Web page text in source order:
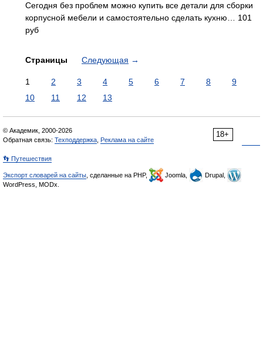
Сегодня без проблем можно купить все детали для сборки
корпусной мебели и самостоятельно сделать кухню… 101
руб
Страницы Следующая →
1 2 3 4 5 6 7 8
9
10
11 12 13
18+
© Академик, 2000-2026
Обратная связь: Техподдержка Реклама на сайте
👣 Путешествия
Экспорт словарей на сайты , сделанные на PHP, Joomla,
Drupal,
WordPress, MODx.